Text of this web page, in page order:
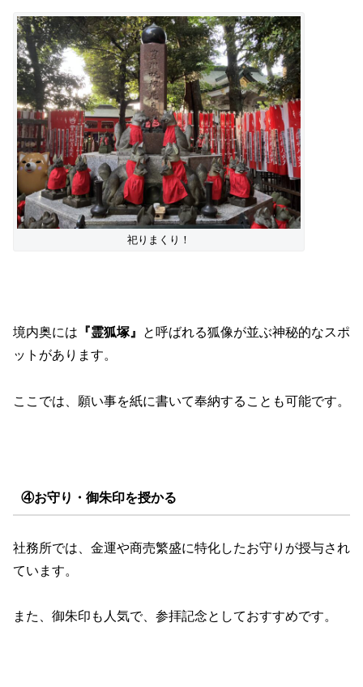
祀りまくり！
境内奥には 『霊狐塚』
と呼ばれる狐像が並ぶ神秘的なスポ
ットがあります。
ここでは、願い事を紙に書いて奉納することも可能です。
④お守り・御朱印を授かる
社務所では、金運や商売繁盛に特化したお守りが授与され
ています。
また、御朱印も人気で、参拝記念としておすすめです。